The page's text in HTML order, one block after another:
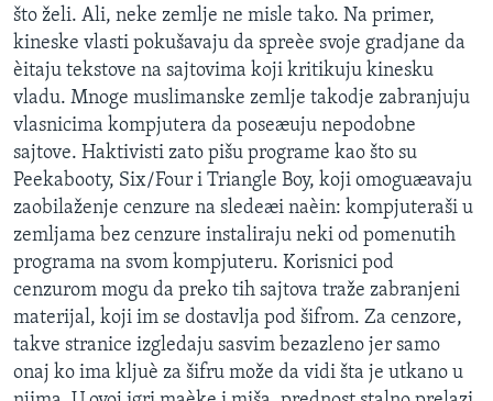
SPORT
INTERVJU
što želi. Ali, neke zemlje ne misle tako. Na primer,
kineske vlasti pokušavaju da spreèe svoje gradjane da
èitaju tekstove na sajtovima koji kritikuju kinesku
vladu. Mnoge muslimanske zemlje takodje zabranjuju
vlasnicima kompjutera da poseæuju nepodobne
sajtove. Haktivisti zato pišu programe kao što su
Peekabooty, Six/Four i Triangle Boy, koji omoguæavaju
zaobilaženje cenzure na sledeæi naèin: kompjuteraši u
zemljama bez cenzure instaliraju neki od pomenutih
programa na svom kompjuteru. Korisnici pod
cenzurom mogu da preko tih sajtova traže zabranjeni
materijal, koji im se dostavlja pod šifrom. Za cenzore,
takve stranice izgledaju sasvim bezazleno jer samo
onaj ko ima kljuè za šifru može da vidi šta je utkano u